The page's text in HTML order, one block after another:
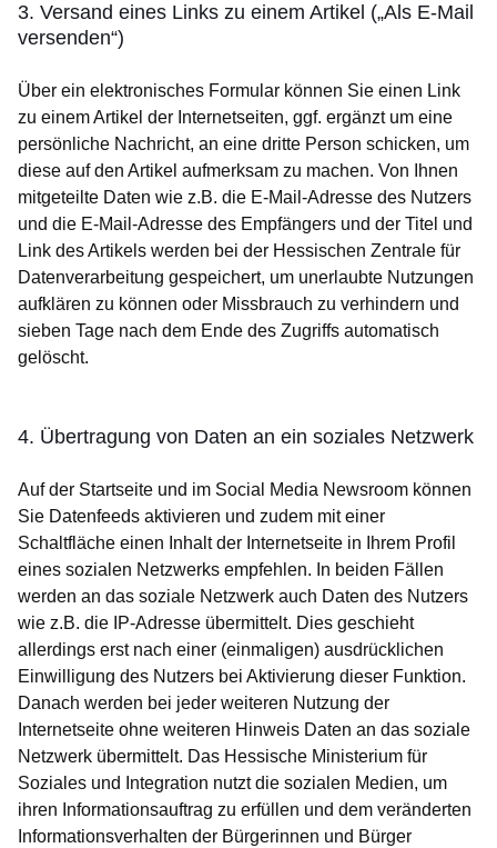
3. Versand eines Links zu einem Artikel („Als E-Mail
versenden“)
Über ein elektronisches Formular können Sie einen Link
zu einem Artikel der Internetseiten, ggf. ergänzt um eine
persönliche Nachricht, an eine dritte Person schicken, um
diese auf den Artikel aufmerksam zu machen. Von Ihnen
mitgeteilte Daten wie z.B. die E-Mail-Adresse des Nutzers
und die E-Mail-Adresse des Empfängers und der Titel und
Link des Artikels werden bei der Hessischen Zentrale für
Datenverarbeitung gespeichert, um unerlaubte Nutzungen
aufklären zu können oder Missbrauch zu verhindern und
sieben Tage nach dem Ende des Zugriffs automatisch
gelöscht.
4. Übertragung von Daten an ein soziales Netzwerk
Auf der Startseite und im Social Media Newsroom können
Sie Datenfeeds aktivieren und zudem mit einer
Schaltfläche einen Inhalt der Internetseite in Ihrem Profil
eines sozialen Netzwerks empfehlen. In beiden Fällen
werden an das soziale Netzwerk auch Daten des Nutzers
wie z.B. die IP-Adresse übermittelt. Dies geschieht
allerdings erst nach einer (einmaligen) ausdrücklichen
Einwilligung des Nutzers bei Aktivierung dieser Funktion.
Danach werden bei jeder weiteren Nutzung der
Internetseite ohne weiteren Hinweis Daten an das soziale
Netzwerk übermittelt. Das Hessische Ministerium für
Soziales und Integration nutzt die sozialen Medien, um
ihren Informationsauftrag zu erfüllen und dem veränderten
Informationsverhalten der Bürgerinnen und Bürger